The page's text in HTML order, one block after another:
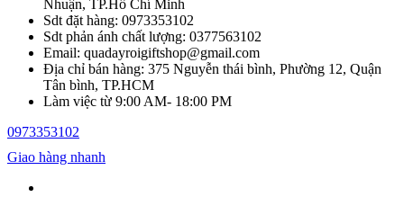
Nhuận, TP.Hồ Chí Minh
Sdt đặt hàng: 0973353102
Sdt phản ánh chất lượng: 0377563102
Email: quadayroigiftshop@gmail.com
Địa chỉ bán hàng: 375 Nguyễn thái bình, Phường 12, Quận
Tân bình, TP.HCM
Làm việc từ 9:00 AM- 18:00 PM
0973353102
Giao hàng nhanh